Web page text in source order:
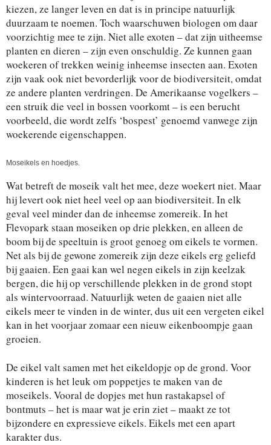
kiezen, ze langer leven en dat is in principe natuurlijk
duurzaam te noemen. Toch waarschuwen biologen om daar
voorzichtig mee te zijn. Niet alle exoten – dat zijn uitheemse
planten en dieren – zijn even onschuldig. Ze kunnen gaan
woekeren of trekken weinig inheemse insecten aan. Exoten
zijn vaak ook niet bevorderlijk voor de biodiversiteit, omdat
ze andere planten verdringen. De Amerikaanse vogelkers –
een struik die veel in bossen voorkomt – is een berucht
voorbeeld, die wordt zelfs ‘bospest’ genoemd vanwege zijn
woekerende eigenschappen.
Moseikels en hoedjes.
Wat betreft de moseik valt het mee, deze woekert niet. Maar
hij levert ook niet heel veel op aan biodiversiteit. In elk
geval veel minder dan de inheemse zomereik. In het
Flevopark staan moseiken op drie plekken, en alleen de
boom bij de speeltuin is groot genoeg om eikels te vormen.
Net als bij de gewone zomereik zijn deze eikels erg geliefd
bij gaaien. Een gaai kan wel negen eikels in zijn keelzak
bergen, die hij op verschillende plekken in de grond stopt
als wintervoorraad. Natuurlijk weten de gaaien niet alle
eikels meer te vinden in de winter, dus uit een vergeten eikel
kan in het voorjaar zomaar een nieuw eikenboompje gaan
groeien.
De eikel valt samen met het eikeldopje op de grond. Voor
kinderen is het leuk om poppetjes te maken van de
moseikels. Vooral de dopjes met hun rastakapsel of
bontmuts – het is maar wat je erin ziet – maakt ze tot
bijzondere en expressieve eikels. Eikels met een apart
karakter dus.